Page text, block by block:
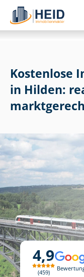
4,9
459
Kostenlose
in Hilden: